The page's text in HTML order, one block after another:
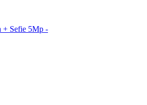
+ Sefie 5Mp -